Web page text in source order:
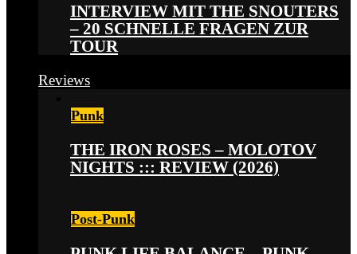
INTERVIEW MIT THE SNOUTERS
– 20 SCHNELLE FRAGEN ZUR
TOUR
Reviews
Punk
THE IRON ROSES – MOLOTOV
NIGHTS ::: REVIEW (2026)
Post-Punk